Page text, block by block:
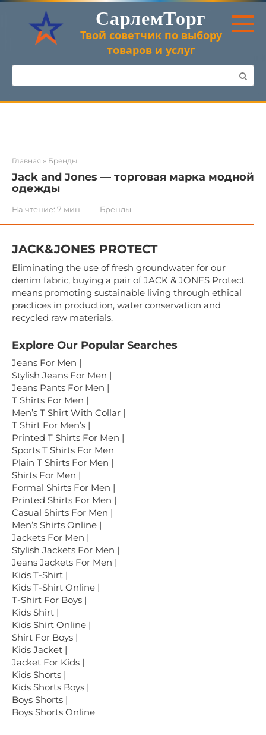
Перейти
контенту
СарлемТорг
Твой советчик по выбору
товаров и услуг
Поиск:
Главная » Бренды
Jack and Jones — торговая марка модной
одежды
На чтение: 7 мин Бренды
JACK&JONES PROTECT
Eliminating the use of fresh groundwater for our
denim fabric, buying a pair of JACK & JONES Protect
means promoting sustainable living through ethical
practices in production, water conservation and
recycled raw materials.
Explore Our Popular Searches
Jeans For Men |
Stylish Jeans For Men |
Jeans Pants For Men |
T Shirts For Men |
Men’s T Shirt With Collar |
T Shirt For Men’s |
Printed T Shirts For Men |
Sports T Shirts For Men
Plain T Shirts For Men |
Shirts For Men |
Formal Shirts For Men |
Printed Shirts For Men |
Casual Shirts For Men |
Men’s Shirts Online |
Jackets For Men |
Stylish Jackets For Men |
Jeans Jackets For Men |
Kids T-Shirt |
Kids T-Shirt Online |
T-Shirt For Boys |
Kids Shirt |
Kids Shirt Online |
Shirt For Boys |
Kids Jacket |
Jacket For Kids |
Kids Shorts |
Kids Shorts Boys |
Boys Shorts |
Boys Shorts Online